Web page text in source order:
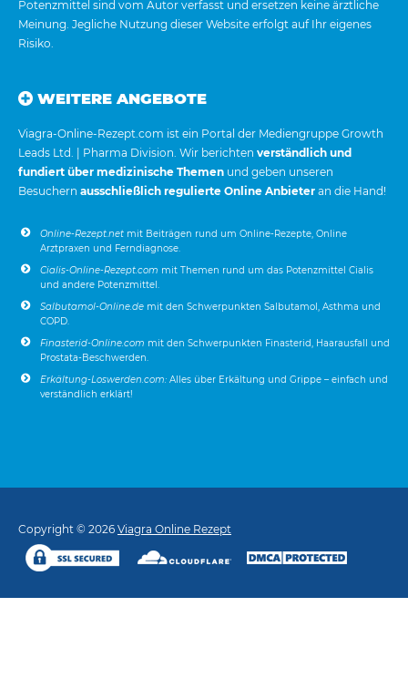
Potenzmittel sind vom Autor verfasst und ersetzen keine ärztliche
Meinung. Jegliche Nutzung dieser Website erfolgt auf Ihr eigenes
Risiko.
WEITERE ANGEBOTE
Viagra-Online-Rezept.com ist ein Portal der Mediengruppe Growth
Leads Ltd. | Pharma Division. Wir berichten verständlich und
fundiert über medizinische Themen und geben unseren
Besuchern ausschließlich regulierte Online Anbieter an die Hand!
Online-Rezept.net mit Beiträgen rund um Online-Rezepte, Online
Arztpraxen und Ferndiagnose.
Cialis-Online-Rezept.com mit Themen rund um das Potenzmittel Cialis
und andere Potenzmittel.
Salbutamol-Online.de mit den Schwerpunkten Salbutamol, Asthma und
COPD.
Finasterid-Online.com mit den Schwerpunkten Finasterid, Haarausfall und
Prostata-Beschwerden.
Erkältung-Loswerden.com: Alles über Erkältung und Grippe – einfach und
verständlich erklärt!
Copyright © 2026 Viagra Online Rezept